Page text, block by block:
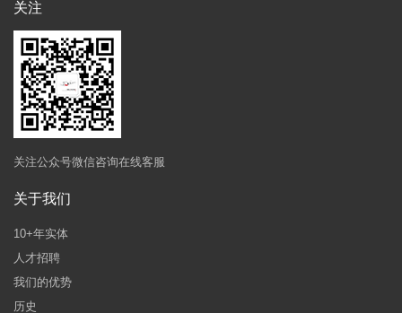
关注
关注公众号微信咨询在线客服
关于我们
10+年实体
人才招聘
我们的优势
历史